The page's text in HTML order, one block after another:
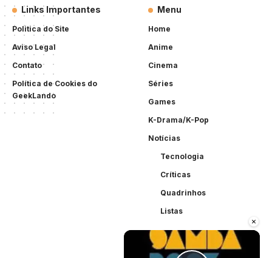
×
Links Importantes
Politica do Site
Aviso Legal
Contato
Política de Cookies do
GeekLando
Menu
Home
Anime
Cinema
Séries
Games
K-Drama/K-Pop
Notícias
Tecnologia
Críticas
Quadrinhos
Listas